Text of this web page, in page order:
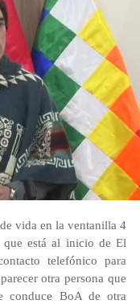
vida en la ventanilla 4
que está al inicio de El
telefónico para
otra persona que
conduce BoA de otra